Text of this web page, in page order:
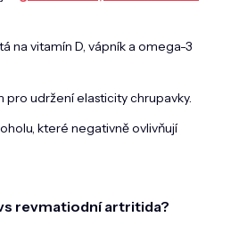
na vitamín D, vápník a omega-3
pro udržení elasticity chrupavky.
které negativně ovlivňují
revmatiodní artritida?